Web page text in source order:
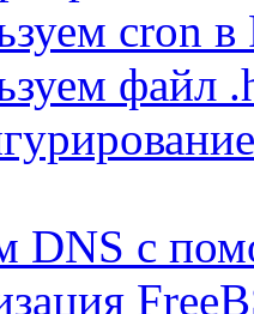
cron в
файл
DNS с